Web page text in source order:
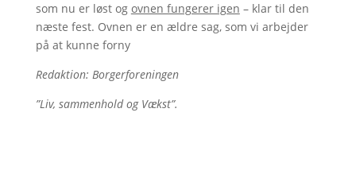
som nu er løst og ovnen fungerer igen – klar til den
næste fest. Ovnen er en ældre sag, som vi arbejder
på at kunne forny
Redaktion: Borgerforeningen
”Liv, sammenhold og Vækst”.